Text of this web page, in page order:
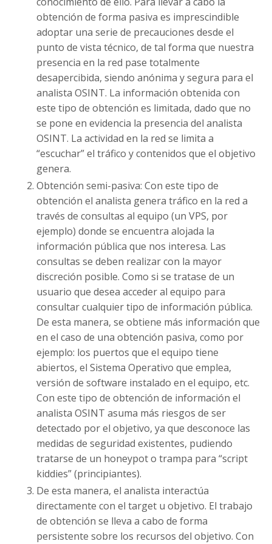
obtención de forma pasiva es imprescindible
adoptar una serie de precauciones desde el
punto de vista técnico, de tal forma que nuestra
presencia en la red pase totalmente
desapercibida, siendo anónima y segura para el
analista OSINT. La información obtenida con
este tipo de obtención es limitada, dado que no
se pone en evidencia la presencia del analista
OSINT. La actividad en la red se limita a
“escuchar” el tráfico y contenidos que el objetivo
genera.
Obtención semi-pasiva: Con este tipo de
obtención el analista genera tráfico en la red a
través de consultas al equipo (un VPS, por
ejemplo) donde se encuentra alojada la
información pública que nos interesa. Las
consultas se deben realizar con la mayor
discreción posible. Como si se tratase de un
usuario que desea acceder al equipo para
consultar cualquier tipo de información pública.
De esta manera, se obtiene más información que
en el caso de una obtención pasiva, como por
ejemplo: los puertos que el equipo tiene
abiertos, el Sistema Operativo que emplea,
versión de software instalado en el equipo, etc.
Con este tipo de obtención de información el
analista OSINT asuma más riesgos de ser
detectado por el objetivo, ya que desconoce las
medidas de seguridad existentes, pudiendo
tratarse de un honeypot o trampa para “script
kiddies” (principiantes).
De esta manera, el analista interactúa
directamente con el target u objetivo. El trabajo
de obtención se lleva a cabo de forma
persistente sobre los recursos del objetivo. Con